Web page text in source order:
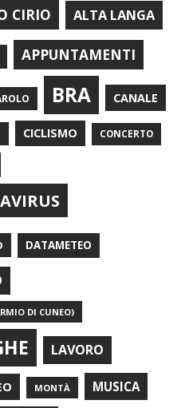
CIRIO ALTA LANGA
APPUNTAMENTI
BRA CANALE
CICLISMO CONCERTO
DATAMETEO
DI CUNEO)
LAVORO
MONTÀ MUSICA